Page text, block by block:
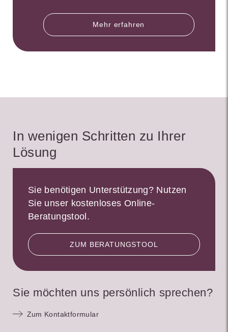
Mehr erfahren
In wenigen Schritten zu Ihrer
Lösung
Sie benötigen Unterstützung? Nutzen
Sie unser kostenloses Online-
Beratungstool.
ZUM BERATUNGSTOOL
Sie möchten uns persönlich sprechen?
Zum Kontaktformular